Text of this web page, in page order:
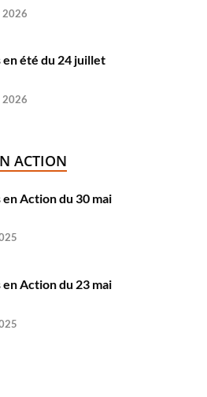
en été du 24 juillet
ACTION
en Action du 30 mai
en Action du 23 mai